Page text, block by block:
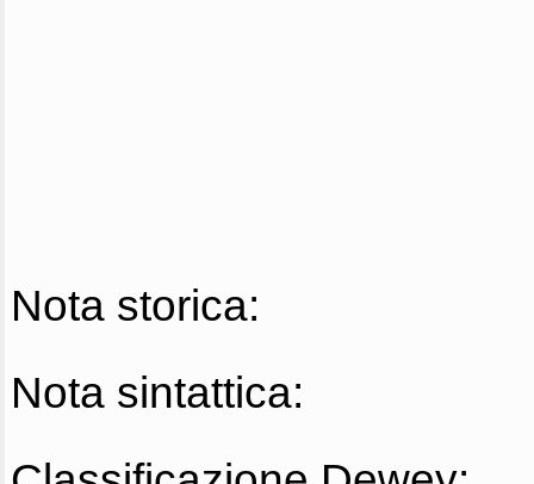
Nota storica:
Nota sintattica: